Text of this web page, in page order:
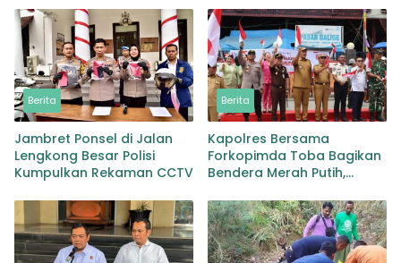
Gempita Damai Persatuan
dari Tanah Cenderawasih
Berita
Jambret Ponsel di Jalan
Lengkong Besar Polisi
Kumpulkan Rekaman CCTV
Berita
Kapolres Bersama
Forkopimda Toba Bagikan
Bendera Merah Putih,
Persatuan dan
Nasionalisme di
Masyarakat